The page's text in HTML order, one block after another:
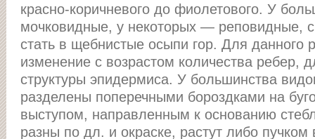
красно-коричневого до фиолетового. У
мочковидные, у некоторых — реповидные,
стать в щебнистые осыпи гор. Для данного
изменение с возрастом количества ребер,
структуры эпидермиса. У большинства
разделены поперечными бороздками на
выступом, направленным к основанию
разны по дл. и окраске, растут либо